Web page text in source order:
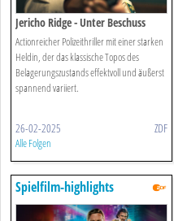
Jericho Ridge - Unter Beschuss
Actionreicher Polizeithriller mit einer starken
Heldin, der das klassische Topos des
Belagerungszustands effektvoll und äußerst
spannend variiert.
26-02-2025 ZDF
Alle Folgen
Spielfilm-highlights